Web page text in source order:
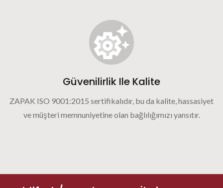
Güvenilirlik Ile Kalite
ZAPAK ISO 9001:2015 sertifikalıdır, bu da kalite, hassasiyet
ve müşteri memnuniyetine olan bağlılığımızı yansıtır.